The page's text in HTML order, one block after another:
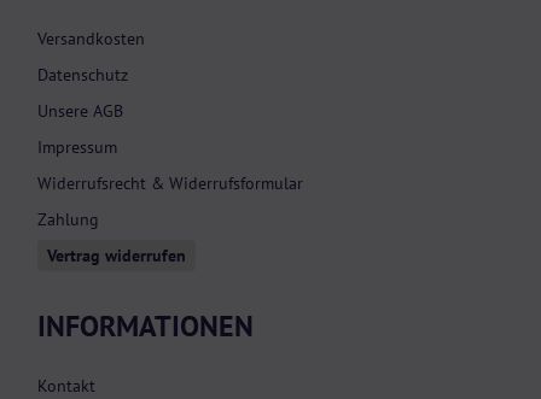
Versandkosten
Datenschutz
Unsere AGB
Impressum
Widerrufsrecht & Widerrufsformular
Zahlung
Vertrag widerrufen
INFORMATIONEN
Kontakt